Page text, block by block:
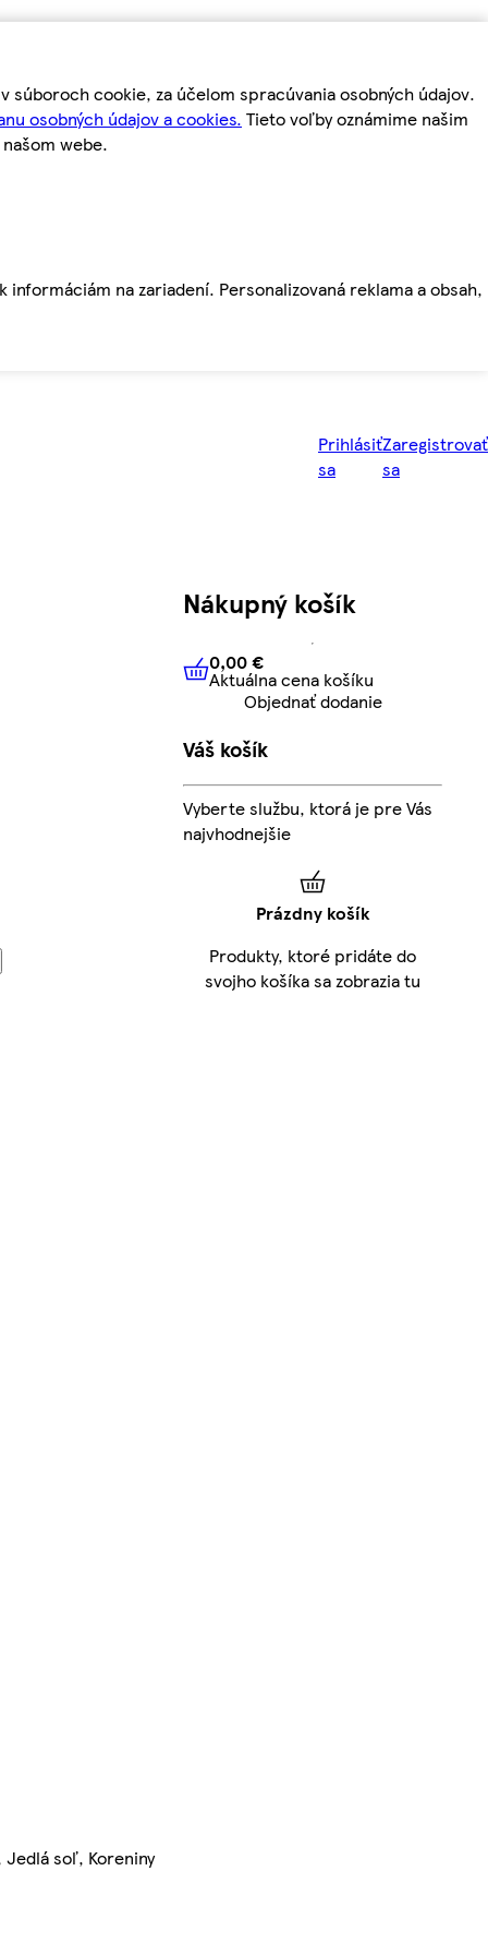
cookie, za účelom spracúvania osobných údajov.
osobných údajov a cookies. Tieto voľby oznámime našim
webe.
na zariadení. Personalizovaná reklama a obsah,
Prihlásiť
sa
Zaregistrovať
sa
Jedlá soľ, Koreniny
Nákupný košík
0,00 € Aktuálna cena košíku
0,00 €
Aktuálna cena košíku
Objednať dodanie
Váš košík
Vyberte službu, ktorá je pre Vás
najvhodnejšie
Prázdny košík
Produkty, ktoré pridáte do
svojho košíka sa zobrazia tu